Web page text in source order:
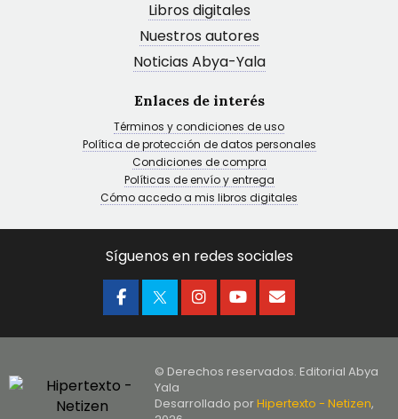
Libros digitales
Nuestros autores
Noticias Abya-Yala
Enlaces de interés
Términos y condiciones de uso
Política de protección de datos personales
Condiciones de compra
Políticas de envío y entrega
Cómo accedo a mis libros digitales
Síguenos en redes sociales
© Derechos reservados. Editorial Abya
Yala
Desarrollado porHipertexto - Netizen,